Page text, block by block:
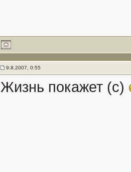
9.8.2007, 0:55
Жизнь покажет (с)